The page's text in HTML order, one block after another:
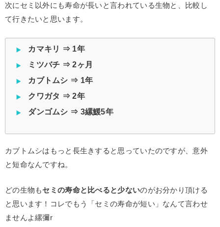
次にセミ以外にも寿命が長いと言われている生物と、比較し
て行きたいと思います。
カマキリ ⇒ 1年
ミツバチ ⇒ 2ヶ月
カブトムシ ⇒ 1年
クワガタ ⇒ 2年
ダンゴムシ ⇒ 3縲鰀5年
カブトムシはもっと長生きすると思っていたのですが、意外
と短命なんですね。
どの生物もセミの寿命と比べると少ないのがお分かり頂ける
と思います！コレでもう「セミの寿命が短い」なんて言わせ
ませんよ縲彌r